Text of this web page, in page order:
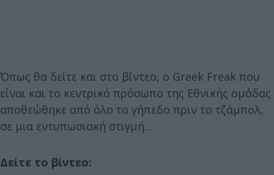
Όπως θα δείτε και στο βίντεο, ο Greek Freak που
είναι και το κεντρικό πρόσωπο της Εθνικής ομάδας
αποθεώθηκε από όλο το γήπεδο πριν το τζάμπολ,
σε μια εντυπωσιακή στιγμή…
Δείτε το βίντεο: